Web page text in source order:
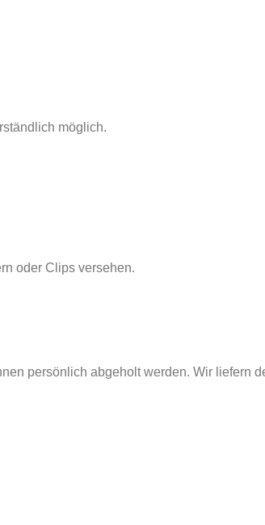
möglich.
oder Clips versehen.
persönlich abgeholt werden. Wir liefern